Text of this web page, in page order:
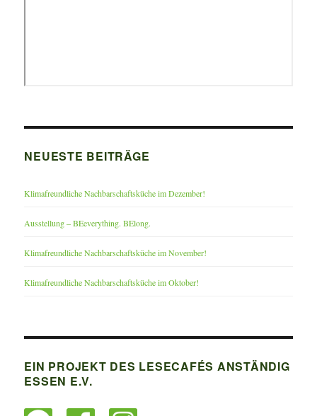
NEUESTE BEITRÄGE
Klimafreundliche Nachbarschaftsküche im Dezember!
Ausstellung – BEeverything. BElong.
Klimafreundliche Nachbarschaftsküche im November!
Klimafreundliche Nachbarschaftsküche im Oktober!
EIN PROJEKT DES LESECAFÉS ANSTÄNDIG
ESSEN E.V.